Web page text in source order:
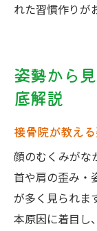
れた習慣作りが
姿勢から
底解説
接骨院が教え
顔のむくみがな
首や肩の歪み・
が多く見られま
本原因に着目し